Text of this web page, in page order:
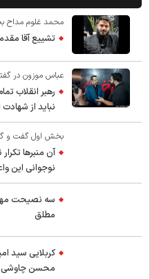
محمد غلوم مداح
تشییع آقا
عباس موزون در
رهبر انقلاب
نباید از
بخش اول گفت و
آن منبرها تکرار
نوجوانی این
اسلام
سه نصیحت مهم
مطلق
کربلایی سید
محسن چاوشی